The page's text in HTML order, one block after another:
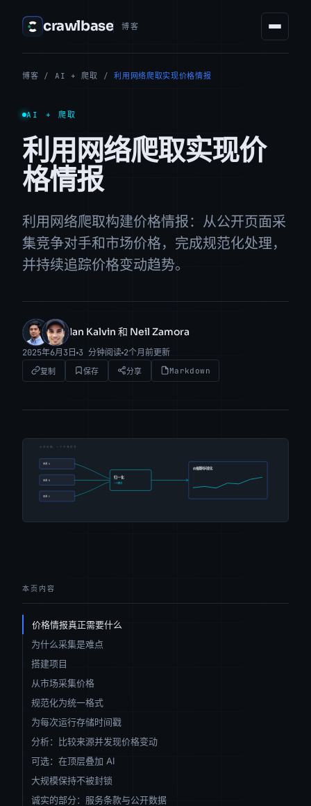
crawlbase 博客
博客 / AI + 爬取 / 利用网络爬取实现价格情报
AI + 爬取
利用网络爬取实现价
格情报
利用网络爬取构建价格情报：从公开页面采
集竞争对手和市场价格，完成规范化处理，
并持续追踪价格变动趋势。
IK NZ Ian Kalvin 和 Neil Zamora
2025年6月3日 3 分钟阅读 2个月前更新
复制 保存 分享 Markdown
本页内容
价格情报真正需要什么
为什么采集是难点
搭建项目
从市场采集价格
规范化为统一格式
为每次运行存储时间戳
分析：比较来源并发现价格变动
可选：在顶层叠加 AI
大规模保持不被封锁
诚实的部分：服务条款与公开数据